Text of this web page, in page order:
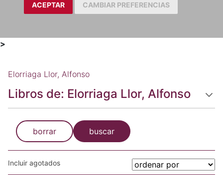
ACEPTAR CAMBIAR PREFERENCIAS
>
Elorriaga Llor, Alfonso
Libros de: Elorriaga Llor, Alfonso
borrar buscar
Incluir agotados